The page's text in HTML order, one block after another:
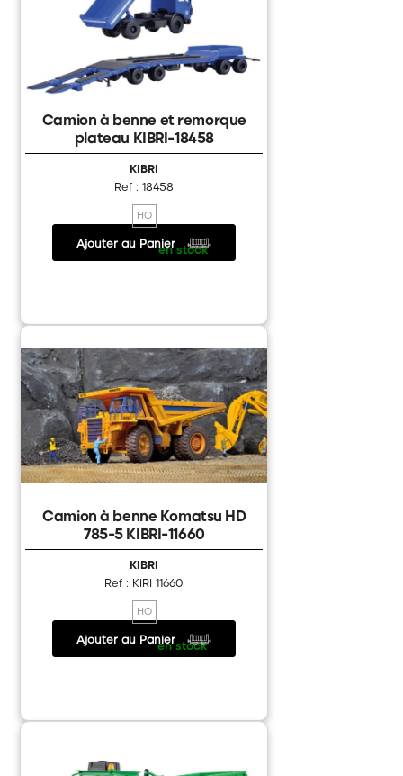
Camion à benne et remorque
plateau KIBRI-18458
KIBRI
Ref : 18458
HO
18.85 € / en stock
Ajouter au Panier
Camion à benne Komatsu HD
785-5 KIBRI-11660
KIBRI
Ref : KIRI 11660
HO
31.40 € / en stock
Ajouter au Panier